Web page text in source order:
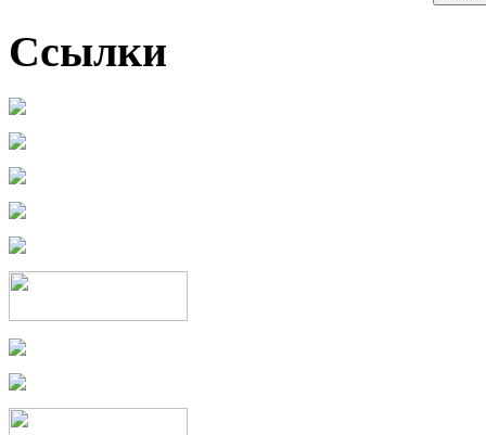
Ссылки